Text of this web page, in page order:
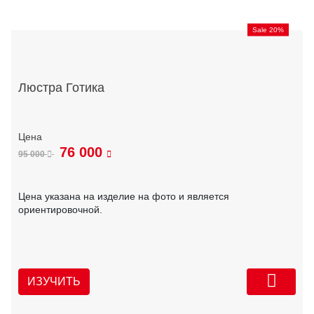
Sale 20%
Люстра Готика
95 000 76 000
Цена указана на изделие на фото и является
ориентировочной.
ИЗУЧИТЬ